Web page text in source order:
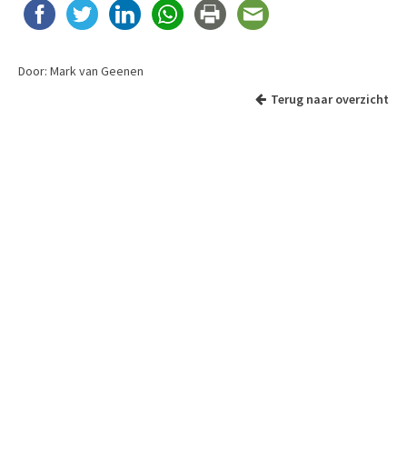
Door: Mark van Geenen
Terug naar overzicht